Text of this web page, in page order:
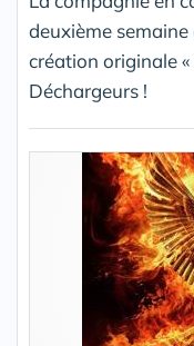
deuxième
création originale
Déchargeurs !